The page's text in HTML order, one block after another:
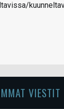
VIESTIT